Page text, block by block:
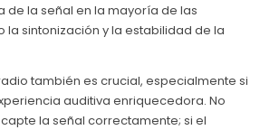
de la señal en la mayoría de las
la sintonización y la estabilidad de la
también es crucial, especialmente si
auditiva enriquecedora. No
la señal correctamente; si el